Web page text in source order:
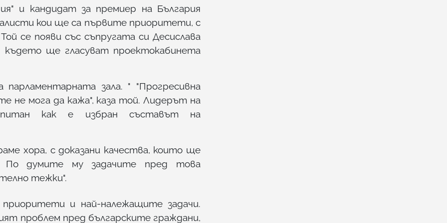
и кандидат за премиер на България
кои ще са първите приоритети, с
се появи със съпругата си Десислава
където ще гласуват проектокабинета
зала. " "Прогресивна
не мога да кажа", каза той. Лидерът на
как е избран съставът на
хора, с доказани качества, които ще
По думите му задачите пред това
тежки".
и най-належащите задачи.
проблем пред българските граждани,